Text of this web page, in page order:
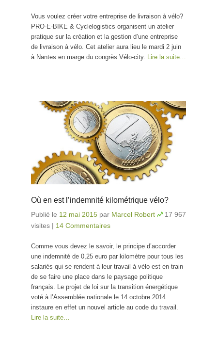
Vous voulez créer votre entreprise de livraison à vélo?
PRO-E-BIKE & Cyclelogistics organisent un atelier
pratique sur la création et la gestion d’une entreprise
de livraison à vélo. Cet atelier aura lieu le mardi 2 juin
à Nantes en marge du congrès Vélo-city. Lire la suite…
Où en est l’indemnité kilométrique vélo?
Publié le 12 mai 2015 par Marcel Robert
17 967
visites | 14 Commentaires
Comme vous devez le savoir, le principe d’accorder
une indemnité de 0,25 euro par kilomètre pour tous les
salariés qui se rendent à leur travail à vélo est en train
de se faire une place dans le paysage politique
français. Le projet de loi sur la transition énergétique
voté à l’Assemblée nationale le 14 octobre 2014
instaure en effet un nouvel article au code du travail.
Lire la suite…